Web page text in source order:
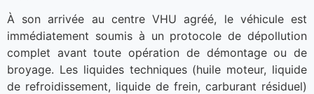
À son arrivée au centre VHU agréé, le véhicule est
immédiatement soumis à un protocole de dépollution
complet avant toute opération de démontage ou de
broyage. Les liquides techniques (huile moteur, liquide
de refroidissement, liquide de frein, carburant résiduel)